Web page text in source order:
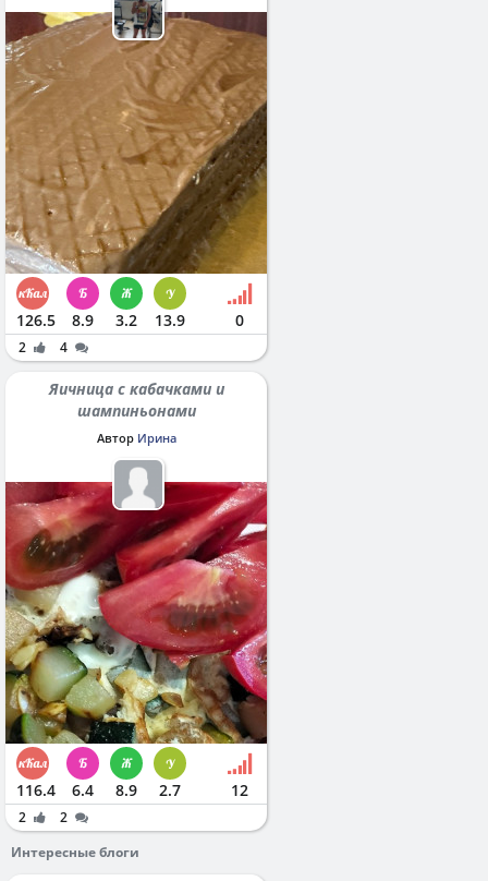
126.5 8.9 3.2 13.9 0
2 4
Яичница с кабачками и
шампиньонами
Автор Ирина
116.4 6.4 8.9 2.7 12
2
2
Интересные блоги